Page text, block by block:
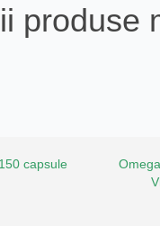
produse
capsule